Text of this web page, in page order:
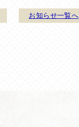
お知らせ一覧へ